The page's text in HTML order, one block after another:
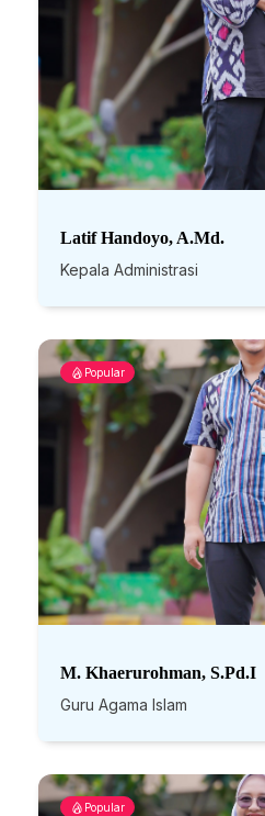
Latif Handoyo, A.Md.
Kepala Administrasi
Popular
M. Khaerurohman, S.Pd.I
Guru Agama Islam
Popular